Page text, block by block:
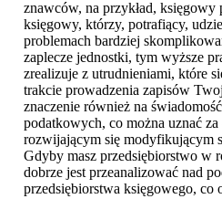
znawców, na przykład, księgowy
księgowy, którzy, potrafiący,
problemach bardziej
zaplecze jednostki, tym wyższe
zrealizuje z utrudnieniami, które
trakcie prowadzenia zapisów
znaczenie również na
podatkowych, co można uznać
rozwijającym się modyfikującym
Gdyby masz przedsiębiorstwo w
dobrze jest przeanalizować nad
przedsiębiorstwa księgowego, co